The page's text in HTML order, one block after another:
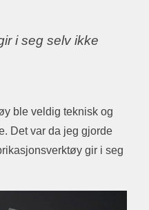
i seg selv ikke
ble veldig teknisk og
Det var da jeg gjorde
gir i seg